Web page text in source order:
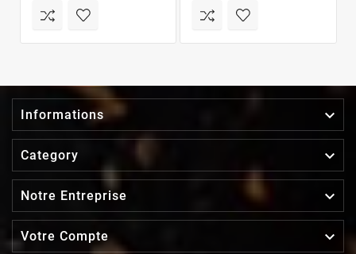
Informations 
Category 
Notre Entreprise 
Votre Compte 